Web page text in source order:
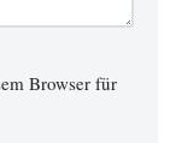
Browser für